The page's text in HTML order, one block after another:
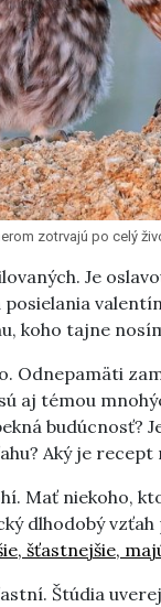
zotrvajú po celý
Je
koho tajne
Odnepamäti
aj témou
budúcnosť?
Aký je recept
Mať niekoho,
dlhodobý
šťastnejšie,
Štúdia